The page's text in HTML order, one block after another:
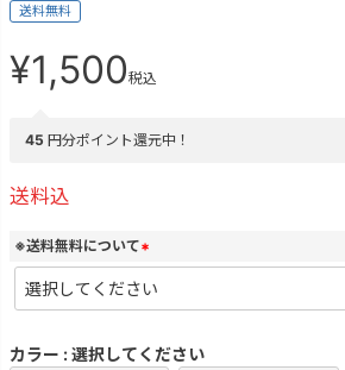
送料無料
¥1,500税込
45 円分ポイント還元中！
送料込
※送料無料について
(
必
須
カラー 選択してください